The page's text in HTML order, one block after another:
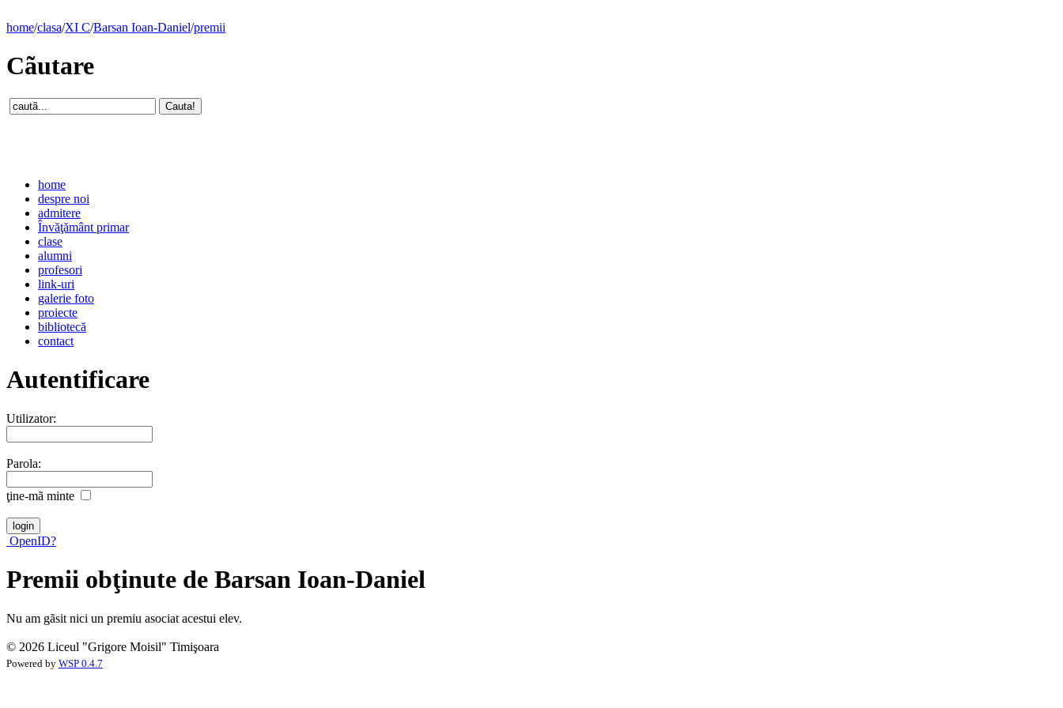
home/clasa/XI C/Barsan Ioan-Daniel/premii
Cãutare
home
despre noi
admitere
Învăţământ primar
clase
alumni
profesori
link-uri
galerie foto
proiecte
bibliotecă
contact
Autentificare
Utilizator:
Parola:
ţine-mã minte
OpenID?
Premii obţinute de Barsan Ioan-Daniel
Nu am gãsit nici un premiu asociat acestui elev.
© 2026 Liceul "Grigore Moisil" Timişoara
Powered by WSP 0.4.7